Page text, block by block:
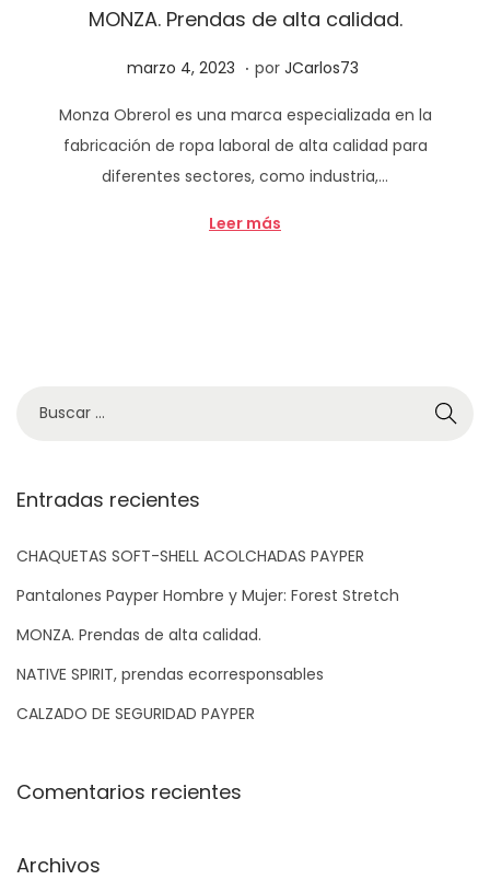
a
ó
n
i
MONZA. Prendas de alta calidad.
P
b
l
i
marzo 4, 2023
b
r
e
r
. por JCarlos73
Monza Obrerol es una marca especializada en la
fabricación de ropa laboral de alta calidad para
diferentes sectores, como industria,…
Leer más
q
e
p
a
r
Entradas recientes
CHAQUETAS SOFT-SHELL ACOLCHADAS PAYPER
Pantalones Payper Hombre y Mujer: Forest Stretch
MONZA. Prendas de alta calidad.
NATIVE SPIRIT, prendas ecorresponsables
CALZADO DE SEGURIDAD PAYPER
Comentarios recientes
Archivos